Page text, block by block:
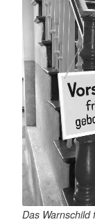
Das